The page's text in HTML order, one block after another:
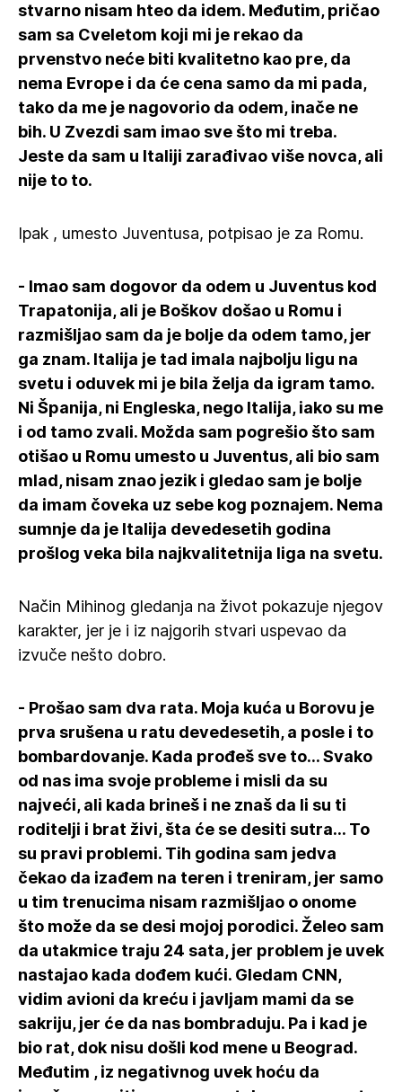
stvarno nisam hteo da idem. Međutim, pričao
sam sa Cveletom koji mi je rekao da
prvenstvo neće biti kvalitetno kao pre, da
nema Evrope i da će cena samo da mi pada,
tako da me je nagovorio da odem, inače ne
bih. U Zvezdi sam imao sve što mi treba.
Jeste da sam u Italiji zarađivao više novca, ali
nije to to.
Ipak , umesto Juventusa, potpisao je za Romu.
- Imao sam dogovor da odem u Juventus kod
Trapatonija, ali je Boškov došao u Romu i
razmišljao sam da je bolje da odem tamo, jer
ga znam. Italija je tad imala najbolju ligu na
svetu i oduvek mi je bila želja da igram tamo.
Ni Španija, ni Engleska, nego Italija, iako su me
i od tamo zvali. Možda sam pogrešio što sam
otišao u Romu umesto u Juventus, ali bio sam
mlad, nisam znao jezik i gledao sam je bolje
da imam čoveka uz sebe kog poznajem. Nema
sumnje da je Italija devedesetih godina
prošlog veka bila najkvalitetnija liga na svetu.
Način Mihinog gledanja na život pokazuje njegov
karakter, jer je i iz najgorih stvari uspevao da
izvuče nešto dobro.
- Prošao sam dva rata. Moja kuća u Borovu je
prva srušena u ratu devedesetih, a posle i to
bombardovanje. Kada prođeš sve to... Svako
od nas ima svoje probleme i misli da su
najveći, ali kada brineš i ne znaš da li su ti
roditelji i brat živi, šta će se desiti sutra... To
su pravi problemi. Tih godina sam jedva
čekao da izađem na teren i treniram, jer samo
u tim trenucima nisam razmišljao o onome
što može da se desi mojoj porodici. Želeo sam
da utakmice traju 24 sata, jer problem je uvek
nastajao kada dođem kući. Gledam CNN,
vidim avioni da kreću i javljam mami da se
sakriju, jer će da nas bombraduju. Pa i kad je
bio rat, dok nisu došli kod mene u Beograd.
Međutim , iz negativnog uvek hoću da